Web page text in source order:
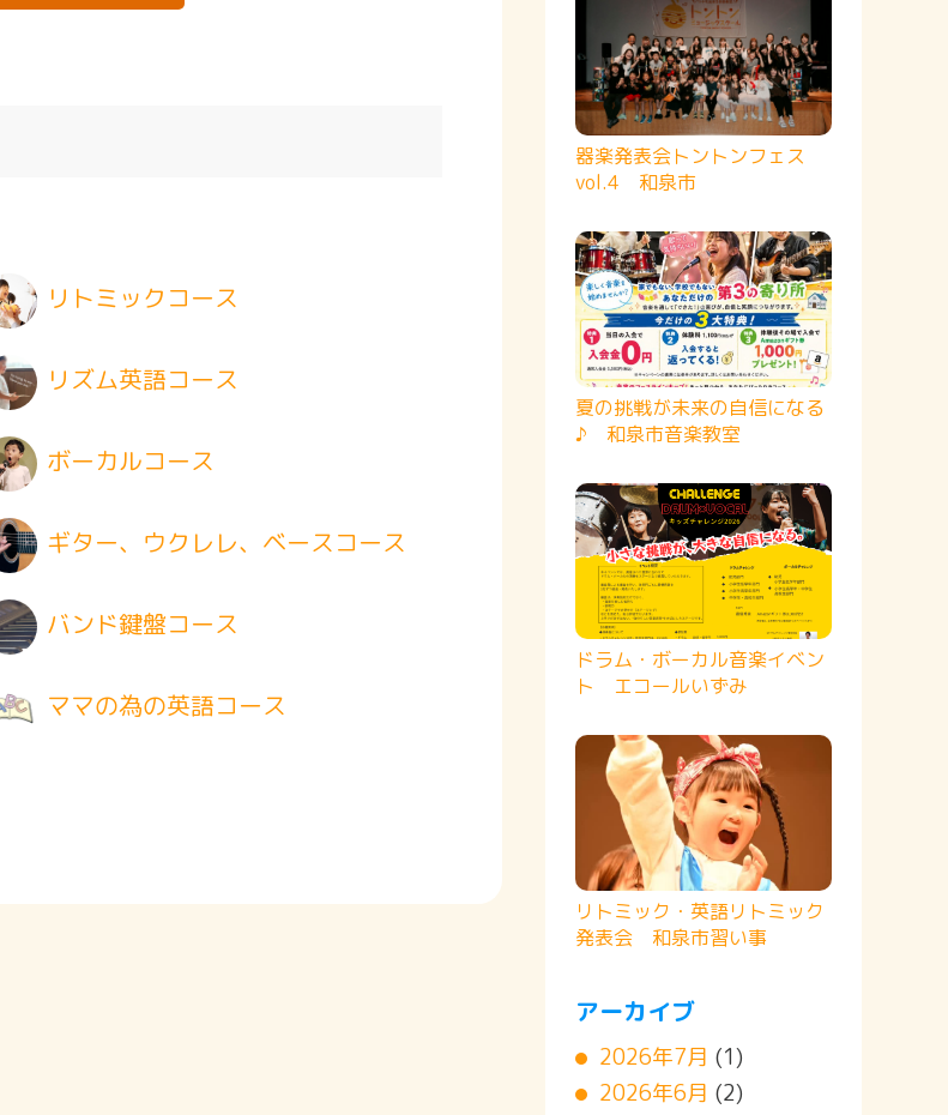
リトミックコース
リズム英語コース
ボーカルコース
ギター、ウクレレ、ベースコース
バンド鍵盤コース
ママの為の英語コース
器楽発表会トントンフェス
vol.4 和泉市
夏の挑戦が未来の自信になる
♪ 和泉市音楽教室
ドラム・ボーカル音楽イベン
ト エコールいずみ
リトミック・英語リトミック
発表会 和泉市習い事
アーカイブ
2026年7月 (1)
2026年6月 (2)